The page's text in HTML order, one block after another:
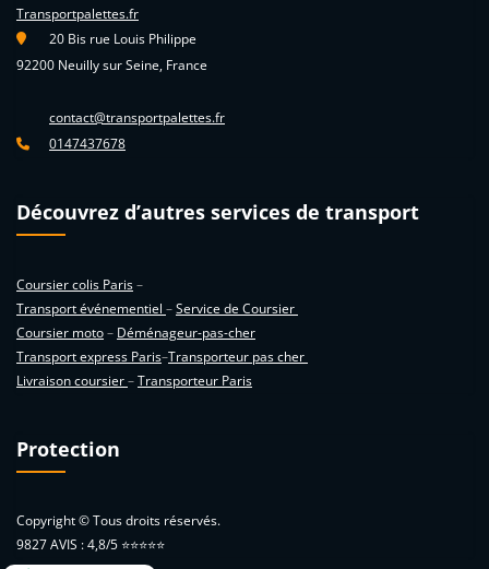
Transportpalettes.fr
20 Bis rue Louis Philippe
92200 Neuilly sur Seine, France
contact@transportpalettes.fr
0147437678
Découvrez d’autres services de transport
Coursier colis Paris–
Transport événementiel –Service de Coursier
Coursier moto– Déménageur-pas-cher
Transport express Paris–Transporteur pas cher
Livraison coursier–Transporteur Paris
Protection
Copyright © Tous droits réservés.
9827 AVIS : 4,8/5 ⭐⭐⭐⭐⭐